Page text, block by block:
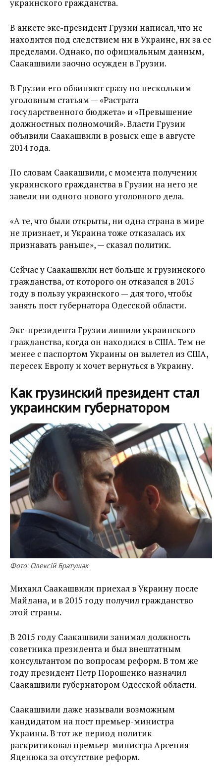
украинского гражданства.
В анкете экс-президент Грузии написал, что не
находится под следствием ни в Украине, ни за ее
пределами. Однако, по официальным данным,
Саакашвили заочно осужден в Грузии.
В Грузии его обвиняют сразу по нескольким
уголовным статьям — «Растрата
государственного бюджета» и «Превышение
должностных полномочий». Власти Грузии
объявили Саакашвили в розыск еще в августе
2014 года.
По словам Саакашвили, с момента получении
украинского гражданства в Грузии на него не
завели ни одного нового уголовного дела.
«А те, что были открыты, ни одна страна в мире
не признает, и Украина тоже отказалась их
признавать раньше», — сказал политик.
Сейчас у Саакашвили нет больше и грузинского
гражданства, от которого он отказался в 2015
году в пользу украинского — для того, чтобы
занять пост губернатора Одесской области.
Экс-президента Грузии лишили украинского
гражданства, когда он находился в США. Тем не
менее с паспортом Украины он вылетел из США,
пересек Европу и хочет вернуться в Украину.
Как грузинский президент стал
украинским губернатором
Фото: Олексій Братущак
Михаил Саакашвили приехал в Украину после
Майдана, и в 2015 году получил гражданство
этой страны.
В 2015 году Саакашвили занимал должность
советника президента и был внештатным
консультантом по вопросам реформ. В том же
году президент Петр Порошенко назначил
Саакашвили губернатором Одесской области.
Саакашвили даже называли возможным
кандидатом на пост премьер-министра
Украины. В тот же период политик
раскритиковал премьер-министра Арсения
Яценюка за отсутствие реформ.